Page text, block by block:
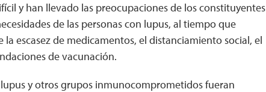
y han llevado las preocupaciones de los constituyentes
de las personas con lupus, al tiempo que
escasez de medicamentos, el distanciamiento social, el
de vacunación.
y otros grupos inmunocomprometidos fueran